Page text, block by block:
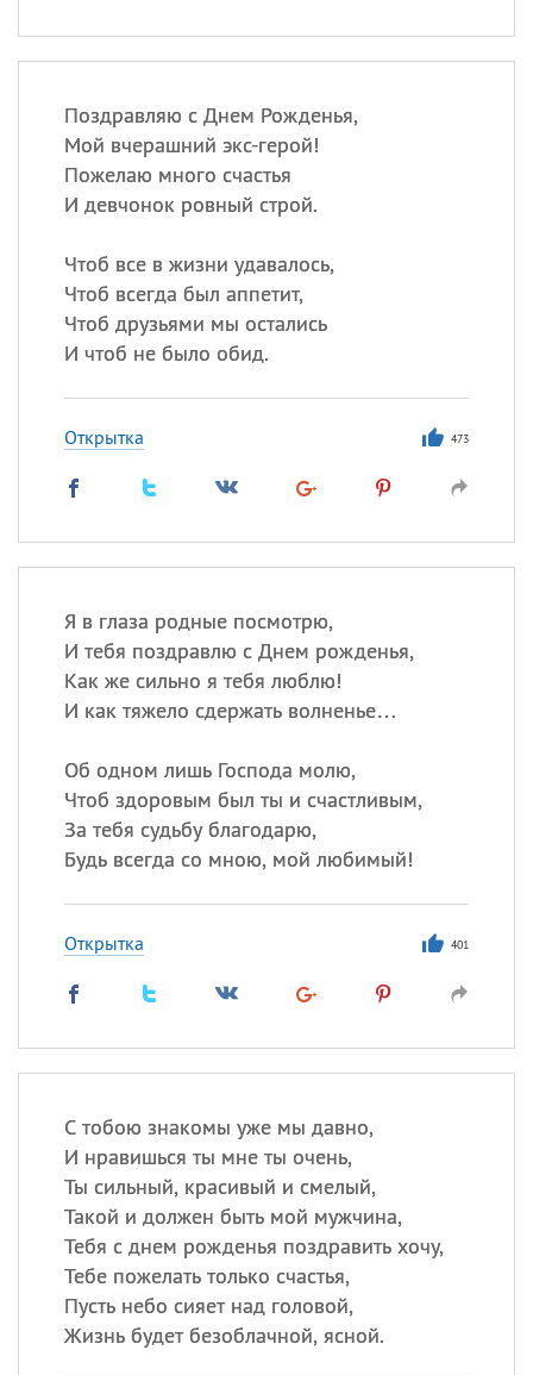
Поздравляю с Днем Рожденья,
Мой вчерашний экс-герой!
Пожелаю много счастья
И девчонок ровный строй.
Чтоб все в жизни удавалось,
Чтоб всегда был аппетит,
Чтоб друзьями мы остались
И чтоб не было обид.
Открытка 473
Я в глаза родные посмотрю,
И тебя поздравлю с Днем рожденья,
Как же сильно я тебя люблю!
И как тяжело сдержать волненье…
Об одном лишь Господа молю,
Чтоб здоровым был ты и счастливым,
За тебя судьбу благодарю,
Будь всегда со мною, мой любимый!
Открытка 401
С тобою знакомы уже мы давно,
И нравишься ты мне ты очень,
Ты сильный, красивый и смелый,
Такой и должен быть мой мужчина,
Тебя с днем рожденья поздравить хочу,
Тебе пожелать только счастья,
Пусть небо сияет над головой,
Жизнь будет безоблачной, ясной.